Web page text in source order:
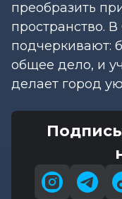
преобразить
пространство.
подчеркивают:
общее дело, и
делает город